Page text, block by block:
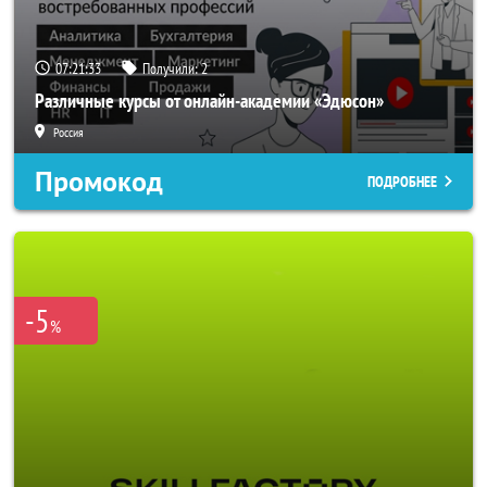
07:21:32 Получили:2
Различные курсы от онлайн-академии «Эдюсон»
Россия
Промокод ПОДРОБНЕЕ
-5%